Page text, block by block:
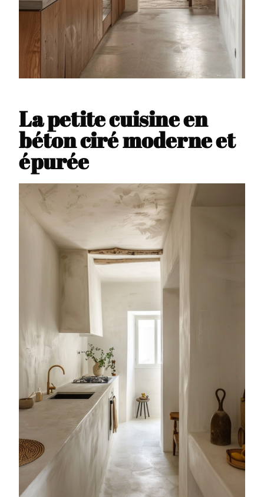
La petite cuisine en
béton ciré moderne et
épurée